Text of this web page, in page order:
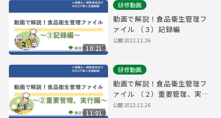
10:21
研修動画
動画で解説！食品衛生管理フ
ァイル （３）記録編
公開2022.12.26
11:01
研修動画
動画で解説！食品衛生管理フ
ァイル （２）重要管理、実行
編
公開2022.12.26